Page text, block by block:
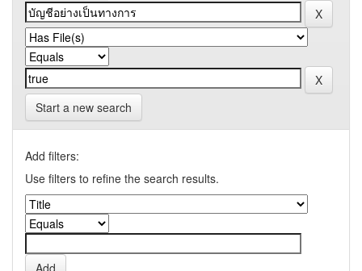
Start a new search
Add filters:
Use filters to refine the search results.